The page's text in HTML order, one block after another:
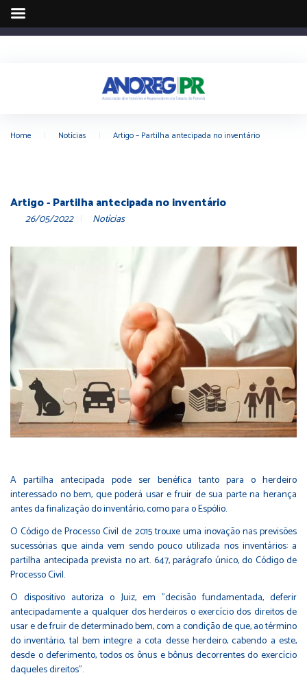
Home Notícias Artigo – Partilha antecipada no inventário
Artigo - Partilha antecipada no inventário
26/05/2022 Notícias
A partilha antecipada pode ser benéfica tanto para o herdeiro
interessado no bem, que poderá usar e fruir de sua parte na herança
antes da finalização do inventário, como para o Espólio.
O Código de Processo Civil de 2015 trouxe uma inovação nas previsões
sucessórias que ainda vem sendo pouco utilizada nos inventários: a
partilha antecipada prevista no art. 647, parágrafo único, do Código de
Processo Civil.
O dispositivo autoriza o Juiz, em "decisão fundamentada, deferir
antecipadamente a qualquer dos herdeiros o exercício dos direitos de
usar e de fruir de determinado bem, com a condição de que, ao término
do inventário, tal bem integre a cota desse herdeiro, cabendo a este,
desde o deferimento, todos os ônus e bônus decorrentes do exercício
daqueles direitos".